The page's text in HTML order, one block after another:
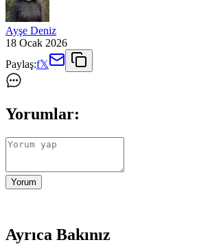
Ayşe Deniz
18 Ocak 2026
Paylaş:f𝕏
Yorumlar:
Yorum
Ayrıca Bakınız